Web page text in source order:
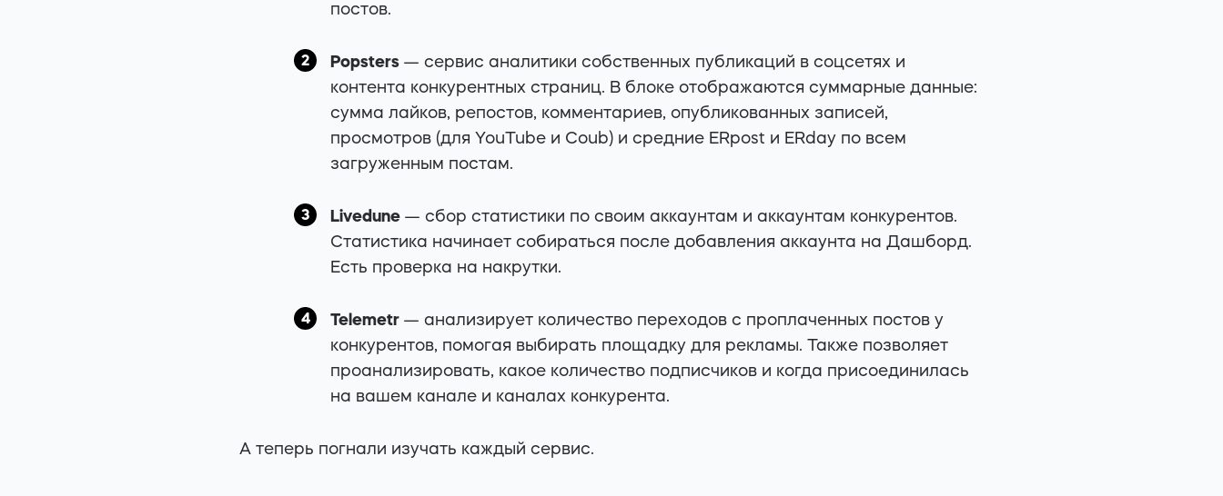
постов.
Popsters — сервис аналитики собственных публикаций в соцсетях и
контента конкурентных страниц. В блоке отображаются суммарные данные:
сумма лайков, репостов, комментариев, опубликованных записей,
просмотров (для YouTube и Coub) и средние ERpost и ERday по всем
загруженным постам.
Livedune — сбор статистики по своим аккаунтам и аккаунтам конкурентов.
Статистика начинает собираться после добавления аккаунта на Дашборд.
Есть проверка на накрутки.
Telemetr — анализирует количество переходов с проплаченных постов у
конкурентов, помогая выбирать площадку для рекламы. Также позволяет
проанализировать, какое количество подписчиков и когда присоединилась
на вашем канале и каналах конкурента.
А теперь погнали изучать каждый сервис.